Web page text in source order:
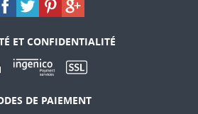
ET CONFIDENTIALITÉ
DE PAIEMENT